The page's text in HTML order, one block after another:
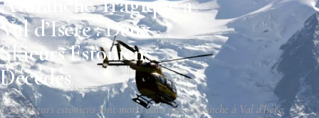
Val d’Isère : Deux
Skieurs Estoniens
Décédés
Deux skieurs estoniens sont morts dans une avalanche à Val d'Isère,